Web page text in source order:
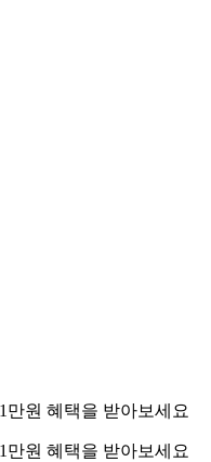
만원 혜택을 받아보세요
만원 혜택을 받아보세요